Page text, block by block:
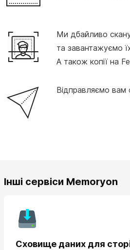
Ми дбайливо
та завантажуємо
А також копії на
Відправляємо вам
Інші сервіси Memoryon
Сховище даних для